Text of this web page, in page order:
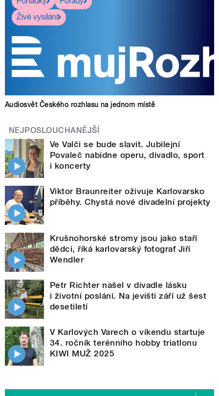
Živé vysílání
Audiosvět Českého rozhlasu na jednom místě
NEJPOSLOUCHANĚJŠÍ
Ve Valči se bude slavit. Jubilejní
Povaleč nabídne operu, divadlo, sport
i koncerty
Viktor Braunreiter oživuje Karlovarsko
příběhy. Chystá nové divadelní projekty
Krušnohorské stromy jsou jako staří
dědci, říká karlovarský fotograf Jiří
Wendler
Petr Richter našel v divadle lásku
i životní poslání. Na jevišti září už šest
desetiletí
V Karlových Varech o víkendu startuje
34. ročník terénního hobby triatlonu
KIWI MUŽ 2025